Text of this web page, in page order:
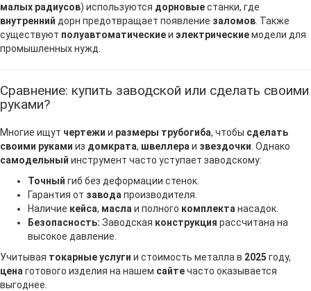
малых радиусов) используются дорновыестанки, где
внутренний дорн предотвращает появление заломов . Также
существуют полуавтоматическиеи электрическиемодели для
промышленных нужд.
Сравнение: купить заводской или сделать своими
руками?
Многие ищут чертежи и размеры трубогиба, чтобы сделать
своими руками из домкрата, швеллера и звездочки . Однако
самодельный инструмент часто уступает заводскому:
Точный гиб без деформации стенок.
Гарантия от завода производителя.
Наличие кейса, масла и полного комплекта насадок.
Безопасность: Заводская конструкция рассчитана на
высокое давление.
Учитывая токарные услуги и стоимость металла в 2025 году,
цена готового изделия на нашем сайтечасто оказывается
выгоднее.